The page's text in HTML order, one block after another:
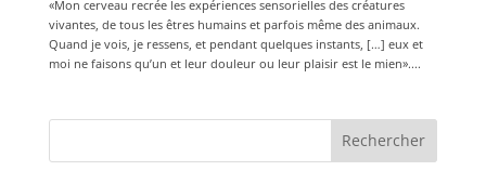
«Mon cerveau recrée les expériences sensorielles des créatures
vivantes, de tous les êtres humains et parfois même des animaux.
Quand je vois, je ressens, et pendant quelques instants, […] eux et
moi ne faisons qu’un et leur douleur ou leur plaisir est le mien»....